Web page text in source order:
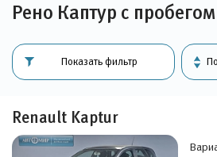
Рено Каптур с
Показать фильтр
Renault Kaptur